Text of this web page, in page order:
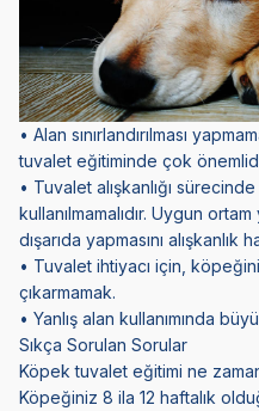
• Alan sınırlandırılması
tuvalet eğitiminde çok
• Tuvalet alışkanlığı
kullanılmamalıdır. Uygun
dışarıda yapmasını alışkanlık
• Tuvalet ihtiyacı için,
çıkarmamak.
• Yanlış alan kullanımında
Sıkça Sorulan Sorular
Köpek tuvalet eğitimi ne
Köpeğiniz 8 ila 12 haftalık